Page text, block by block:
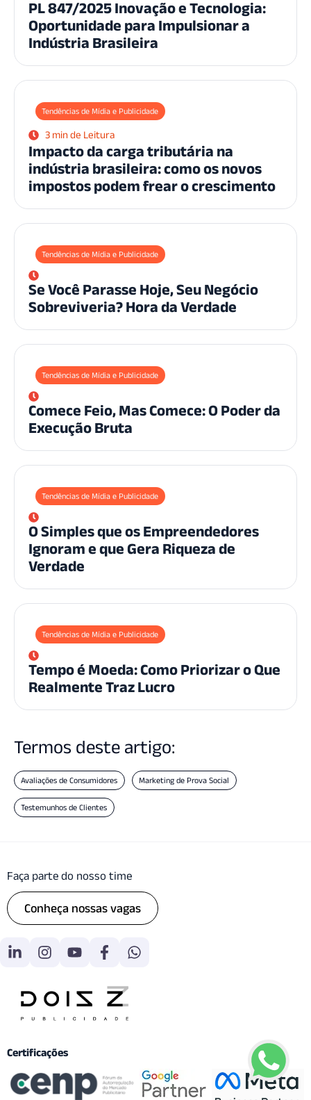
PL 847/2025 Inovação e Tecnologia:
Oportunidade para Impulsionar a
Indústria Brasileira
Tendências de Mídia e Publicidade
3 min de Leitura
Impacto da carga tributária na
indústria brasileira: como os novos
impostos podem frear o crescimento
Tendências de Mídia e Publicidade
Se Você Parasse Hoje, Seu Negócio
Sobreviveria? Hora da Verdade
Tendências de Mídia e Publicidade
Comece Feio, Mas Comece: O Poder da
Execução Bruta
Tendências de Mídia e Publicidade
O Simples que os Empreendedores
Ignoram e que Gera Riqueza de
Verdade
Tendências de Mídia e Publicidade
Tempo é Moeda: Como Priorizar o Que
Realmente Traz Lucro
Termos deste artigo:
Avaliações de Consumidores Marketing de Prova Social
Testemunhos de Clientes
Faça parte do nosso time
Conheça nossas vagas
Certificações